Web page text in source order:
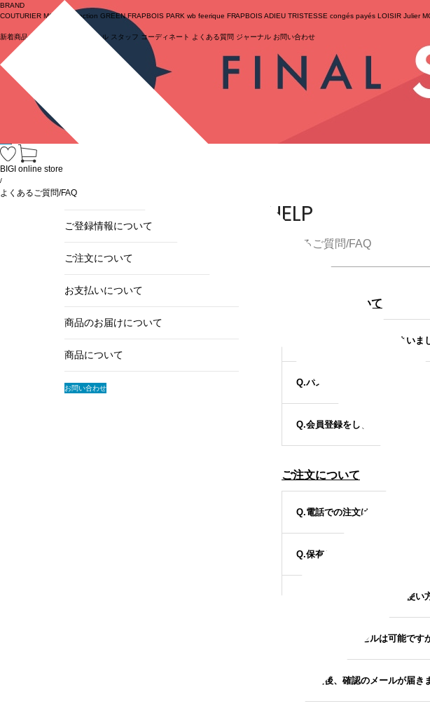
BRAND
COUTURIER MOGA Collection GREEN FRAPBOIS PARK wb feerique FRAPBOIS ADIEU TRISTESSE congés payés LOISIR Julier
新着商品 (ライブ) セール スタッフ コーディネート よくある質問 ジャーナル お問い合わせ
BIGI online store
/
よくあるご質問/FAQ
HELP
よくあるご質問/FAQ
ご登録情報について
Q.パスワードを忘れてしまいま
Q.パスワードを再発行しました
Q.会員登録をしましたがメール
ご注文について
Q.電話での注文は出来ますか？
Q.保有しているポイントの使い
Q.保有しているクーポンの使い
Q.注文のキャンセルは可能です
Q.注文後、確認のメールが届き
ご登録情報について
ご注文について
お支払いについて
商品のお届けについて
商品について
お問い合わせ